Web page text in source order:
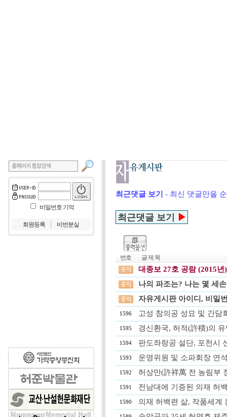
비밀번호 기억
회원등록 비번분실
최근댓글 보기 - 최신 댓글만을
최근댓글 보기 ▶
번호 글 제 목
대종보 27호 공람 (2015년)
나의 파조는? 나는 몇 세
자유게시판 아이디, 비밀
1596 고성 참의공 성묘 및 간담
1595 경신환국, 허적(許積)의
1594 판도좌랑공 설단, 포천시
1593 운영위원 및 소파회장 연
1592 허상만(許祥萬 전 농림부
1591 전남대에 기증된 의재 허
1590 의재 허백련 삶, 작품세계